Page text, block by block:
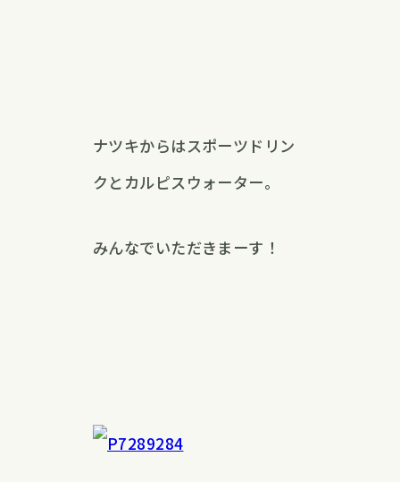
ナツキからはスポーツドリン
クとカルピスウォーター。
みんなでいただきまーす！